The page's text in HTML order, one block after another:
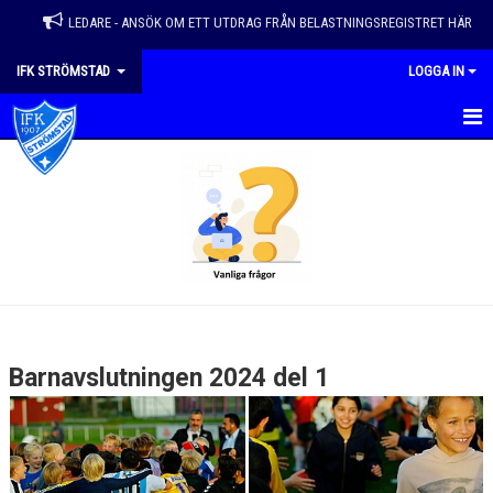
LEDARE - ANSÖK OM ETT UTDRAG FRÅN BELASTNINGSREGISTRET HÄR
IFK STRÖMSTAD LOGGA IN
HEM
EVENEMANG & ÅRSHJUL
OM FÖRENINGEN
Barnavslutningen 2024 del 1